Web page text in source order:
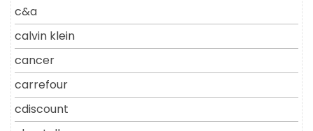
c&a
calvin klein
cancer
carrefour
cdiscount